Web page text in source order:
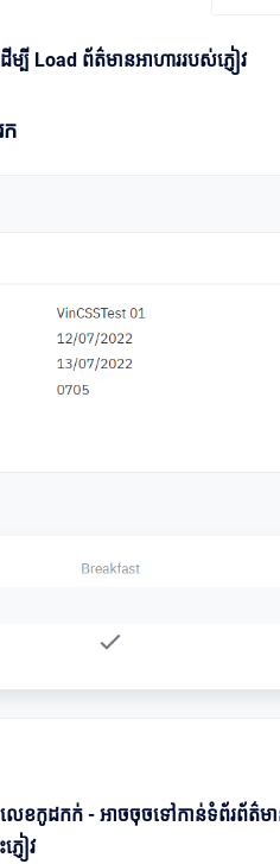
ម្បី Load ព័ត៌មានអាហាររបស់ភ្ញៀវ
ក
េខកូដកក់ - អាច​ចុច​ទៅ​កាន់​ទំព័រ​ព័ត៌មា
ញៀវ